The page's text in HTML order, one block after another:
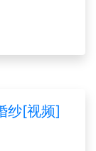
纱[视频]